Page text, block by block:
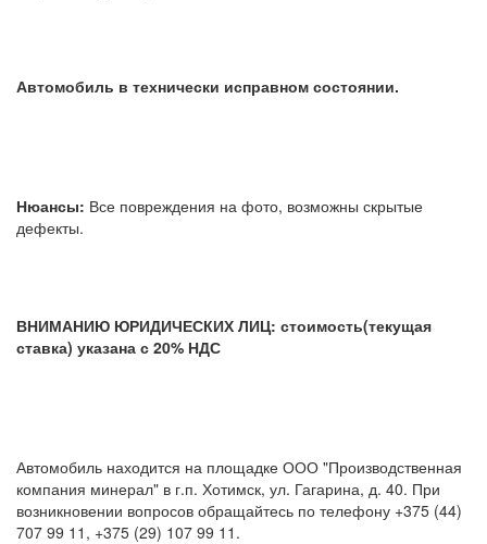
Автомобиль в технически исправном состоянии.
Нюансы: Все повреждения на фото, возможны скрытые
дефекты.
ВНИМАНИЮ ЮРИДИЧЕСКИХ ЛИЦ: стоимость(текущая
ставка) указана с 20% НДС
Автомобиль находится на площадке ООО "Производственная
компания минерал" в г.п. Хотимск, ул. Гагарина, д. 40. При
возникновении вопросов обращайтесь по телефону +375 (44)
707 99 11, +375 (29) 107 99 11.